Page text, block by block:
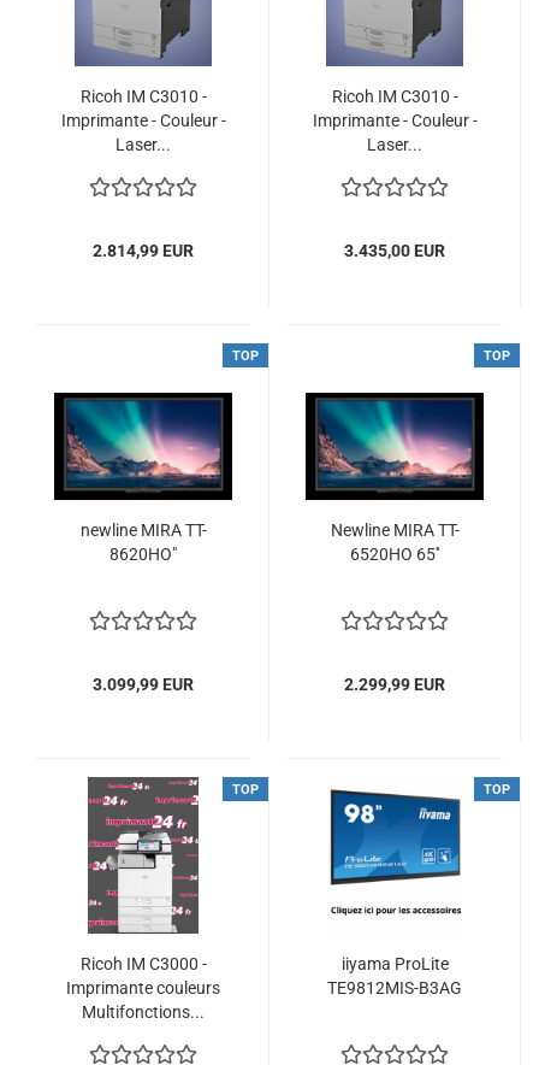
Ricoh IM C3010 -
Imprimante - Couleur -
Laser...
2.814,99 EUR
Ricoh IM C3010 -
Imprimante - Couleur -
Laser...
3.435,00 EUR
TOP
newline MIRA TT-
8620HO"
3.099,99 EUR
TOP
Newline MIRA TT-
6520HO 65''
2.299,99 EUR
TOP
Ricoh IM C3000 -
Imprimante couleurs
Multifonctions...
TOP
iiyama ProLite
TE9812MIS-B3AG